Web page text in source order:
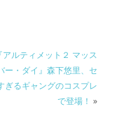
アルティメット２ マッス
ー・ダイ』森下悠里、セ
ぎるギャングのコスプレ
で登場！ »